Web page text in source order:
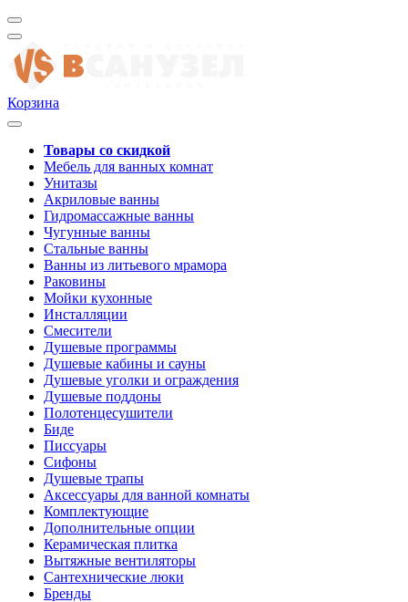
Корзина
Товары со скидкой
Мебель для ванных комнат
Унитазы
Акриловые ванны
Гидромассажные ванны
Чугунные ванны
Стальные ванны
Ванны из литьевого мрамора
Раковины
Мойки кухонные
Инсталляции
Смесители
Душевые программы
Душевые кабины и сауны
Душевые уголки и ограждения
Душевые поддоны
Полотенцесушители
Биде
Писсуары
Сифоны
Душевые трапы
Аксессуары для ванной комнаты
Комплектующие
Дополнительные опции
Керамическая плитка
Вытяжные вентиляторы
Сантехнические люки
Бренды